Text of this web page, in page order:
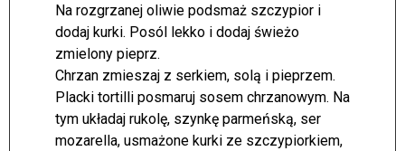
Na rozgrzanej oliwie podsmaż szczypior i
dodaj kurki. Posól lekko i dodaj świeżo
zmielony pieprz.
Chrzan zmieszaj z serkiem, solą i pieprzem.
Placki tortilli posmaruj sosem chrzanowym. Na
tym układaj rukolę, szynkę parmeńską, ser
mozarella, usmażone kurki ze szczypiorkiem,